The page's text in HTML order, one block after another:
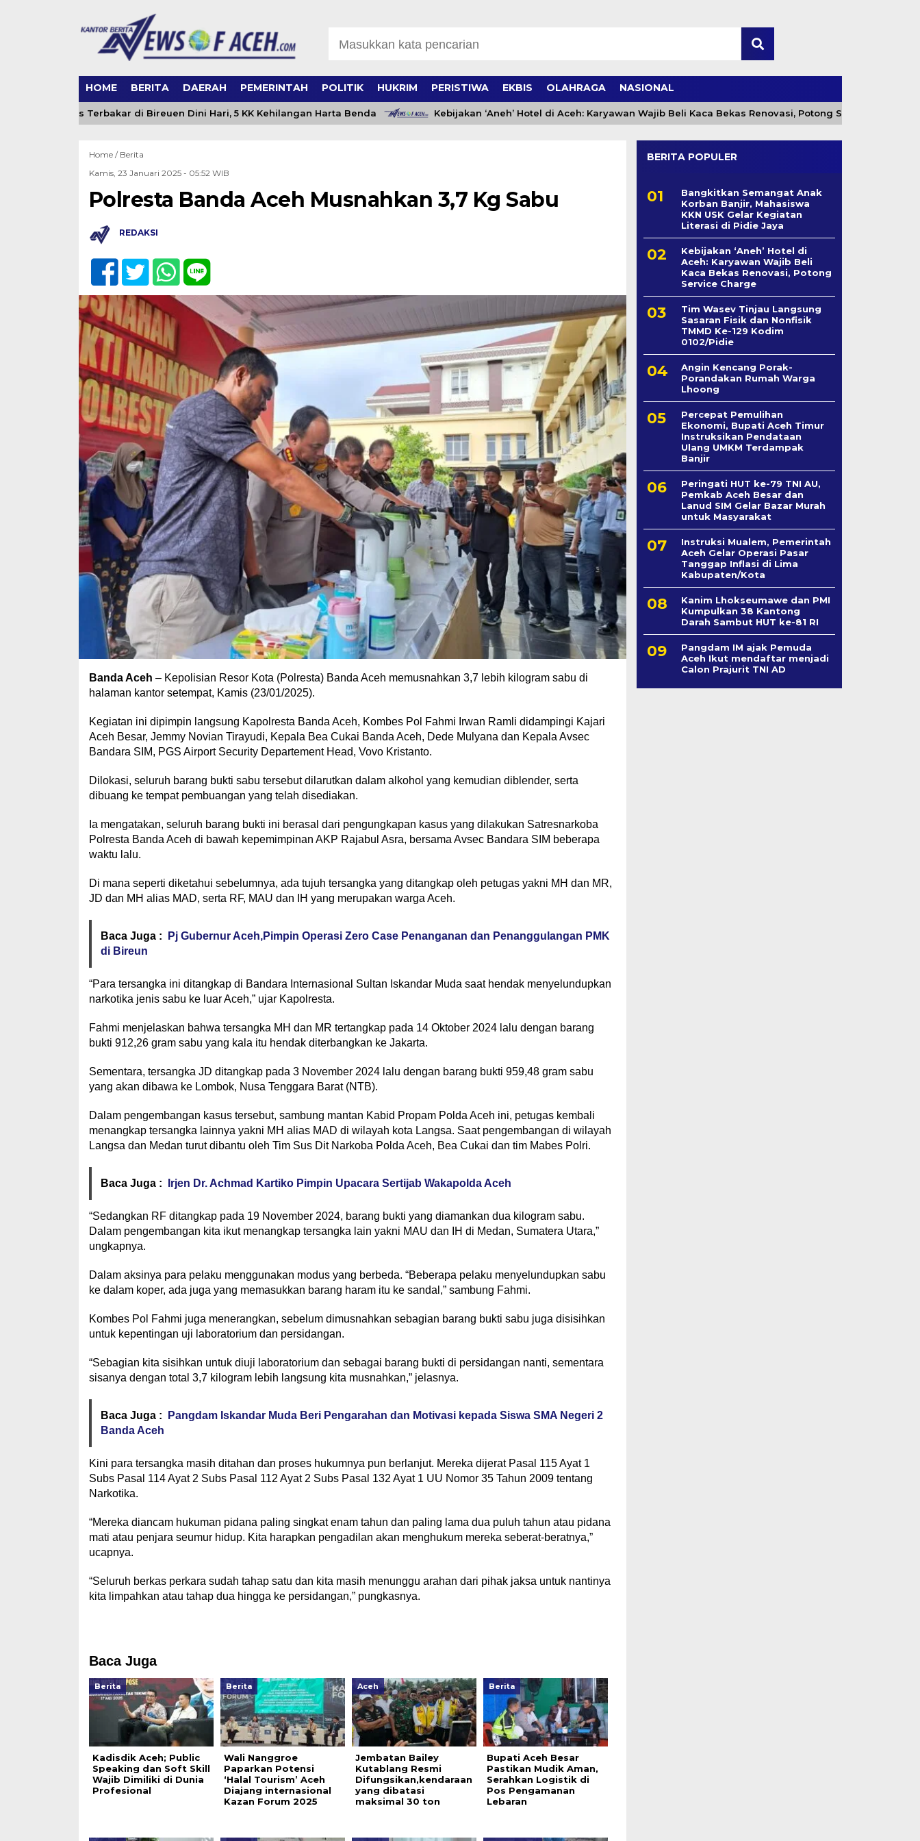
HOME BERITA DAERAH PEMERINTAH POLITIK HUKRIM PERISTIWA EKBIS OLAHRAGA NASIONAL
Ludes Terbakar di Bireuen Dini Hari, 5 KK Kehilangan Harta Benda Kebijakan ‘Aneh’ Hotel di Aceh: Karyawan Wajib Beli Kaca Bekas Renovasi, Potong Service Charge
Home / Berita
Kamis, 23 Januari 2025 - 05:52 WIB
Polresta Banda Aceh Musnahkan 3,7 Kg Sabu
REDAKSI
Banda Aceh – Kepolisian Resor Kota (Polresta) Banda Aceh memusnahkan 3,7 lebih kilogram sabu di
halaman kantor setempat, Kamis (23/01/2025).
Kegiatan ini dipimpin langsung Kapolresta Banda Aceh, Kombes Pol Fahmi Irwan Ramli didampingi Kajari
Aceh Besar, Jemmy Novian Tirayudi, Kepala Bea Cukai Banda Aceh, Dede Mulyana dan Kepala Avsec
Bandara SIM, PGS Airport Security Departement Head, Vovo Kristanto.
Dilokasi, seluruh barang bukti sabu tersebut dilarutkan dalam alkohol yang kemudian diblender, serta
dibuang ke tempat pembuangan yang telah disediakan.
Ia mengatakan, seluruh barang bukti ini berasal dari pengungkapan kasus yang dilakukan Satresnarkoba
Polresta Banda Aceh di bawah kepemimpinan AKP Rajabul Asra, bersama Avsec Bandara SIM beberapa
waktu lalu.
Di mana seperti diketahui sebelumnya, ada tujuh tersangka yang ditangkap oleh petugas yakni MH dan MR,
JD dan MH alias MAD, serta RF, MAU dan IH yang merupakan warga Aceh.
Baca Juga :
Pj Gubernur Aceh,Pimpin Operasi Zero Case Penanganan dan Penanggulangan PMK
di Bireun
“Para tersangka ini ditangkap di Bandara Internasional Sultan Iskandar Muda saat hendak menyelundupkan
narkotika jenis sabu ke luar Aceh,” ujar Kapolresta.
Fahmi menjelaskan bahwa tersangka MH dan MR tertangkap pada 14 Oktober 2024 lalu dengan barang
bukti 912,26 gram sabu yang kala itu hendak diterbangkan ke Jakarta.
Sementara, tersangka JD ditangkap pada 3 November 2024 lalu dengan barang bukti 959,48 gram sabu
yang akan dibawa ke Lombok, Nusa Tenggara Barat (NTB).
Dalam pengembangan kasus tersebut, sambung mantan Kabid Propam Polda Aceh ini, petugas kembali
menangkap tersangka lainnya yakni MH alias MAD di wilayah kota Langsa. Saat pengembangan di wilayah
Langsa dan Medan turut dibantu oleh Tim Sus Dit Narkoba Polda Aceh, Bea Cukai dan tim Mabes Polri.
Baca Juga : Irjen Dr. Achmad Kartiko Pimpin Upacara Sertijab Wakapolda Aceh
“Sedangkan RF ditangkap pada 19 November 2024, barang bukti yang diamankan dua kilogram sabu.
Dalam pengembangan kita ikut menangkap tersangka lain yakni MAU dan IH di Medan, Sumatera Utara,”
ungkapnya.
Dalam aksinya para pelaku menggunakan modus yang berbeda. “Beberapa pelaku menyelundupkan sabu
ke dalam koper, ada juga yang memasukkan barang haram itu ke sandal,” sambung Fahmi.
Kombes Pol Fahmi juga menerangkan, sebelum dimusnahkan sebagian barang bukti sabu juga disisihkan
untuk kepentingan uji laboratorium dan persidangan.
“Sebagian kita sisihkan untuk diuji laboratorium dan sebagai barang bukti di persidangan nanti, sementara
sisanya dengan total 3,7 kilogram lebih langsung kita musnahkan,” jelasnya.
Baca Juga :
Pangdam Iskandar Muda Beri Pengarahan dan Motivasi kepada Siswa SMA Negeri 2
Banda Aceh
Kini para tersangka masih ditahan dan proses hukumnya pun berlanjut. Mereka dijerat Pasal 115 Ayat 1
Subs Pasal 114 Ayat 2 Subs Pasal 112 Ayat 2 Subs Pasal 132 Ayat 1 UU Nomor 35 Tahun 2009 tentang
Narkotika.
“Mereka diancam hukuman pidana paling singkat enam tahun dan paling lama dua puluh tahun atau pidana
mati atau penjara seumur hidup. Kita harapkan pengadilan akan menghukum mereka seberat-beratnya,”
ucapnya.
“Seluruh berkas perkara sudah tahap satu dan kita masih menunggu arahan dari pihak jaksa untuk nantinya
kita limpahkan atau tahap dua hingga ke persidangan,” pungkasnya.
Baca Juga
Berita
Kadisdik Aceh; Public
Speaking dan Soft Skill
Wajib Dimiliki di Dunia
Profesional
Berita
Wali Nanggroe
Paparkan Potensi
‘Halal Tourism’ Aceh
Diajang internasional
Kazan Forum 2025
Aceh
Jembatan Bailey
Kutablang Resmi
Difungsikan,kendaraan
yang dibatasi
maksimal 30 ton
Berita
Bupati Aceh Besar
Pastikan Mudik Aman,
Serahkan Logistik di
Pos Pengamanan
Lebaran
BERITA POPULER
Bangkitkan Semangat Anak
Korban Banjir, Mahasiswa
KKN USK Gelar Kegiatan
Literasi di Pidie Jaya
Kebijakan ‘Aneh’ Hotel di
Aceh: Karyawan Wajib Beli
Kaca Bekas Renovasi, Potong
Service Charge
Tim Wasev Tinjau Langsung
Sasaran Fisik dan Nonfisik
TMMD Ke-129 Kodim
0102/Pidie
Angin Kencang Porak-
Porandakan Rumah Warga
Lhoong
Percepat Pemulihan
Ekonomi, Bupati Aceh Timur
Instruksikan Pendataan
Ulang UMKM Terdampak
Banjir
Peringati HUT ke-79 TNI AU,
Pemkab Aceh Besar dan
Lanud SIM Gelar Bazar Murah
untuk Masyarakat
Instruksi Mualem, Pemerintah
Aceh Gelar Operasi Pasar
Tanggap Inflasi di Lima
Kabupaten/Kota
Kanim Lhokseumawe dan PMI
Kumpulkan 38 Kantong
Darah Sambut HUT ke-81 RI
Pangdam IM ajak Pemuda
Aceh Ikut mendaftar menjadi
Calon Prajurit TNI AD